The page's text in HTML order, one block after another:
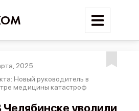
Войти
Поиск
2025
Новый руководитель в
медицины катастроф
Челябинске уволили